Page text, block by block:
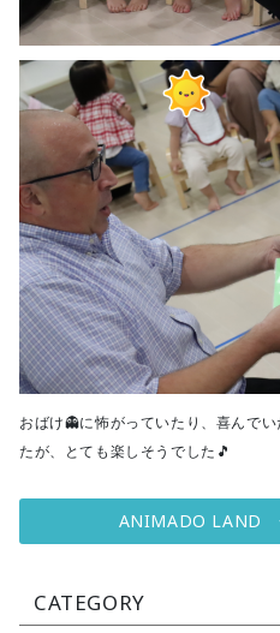
おばけ👻に怖がっていたり、喜んで
たが、とても楽しそうでした🎵
ANIMADO LAND
CATEGORY